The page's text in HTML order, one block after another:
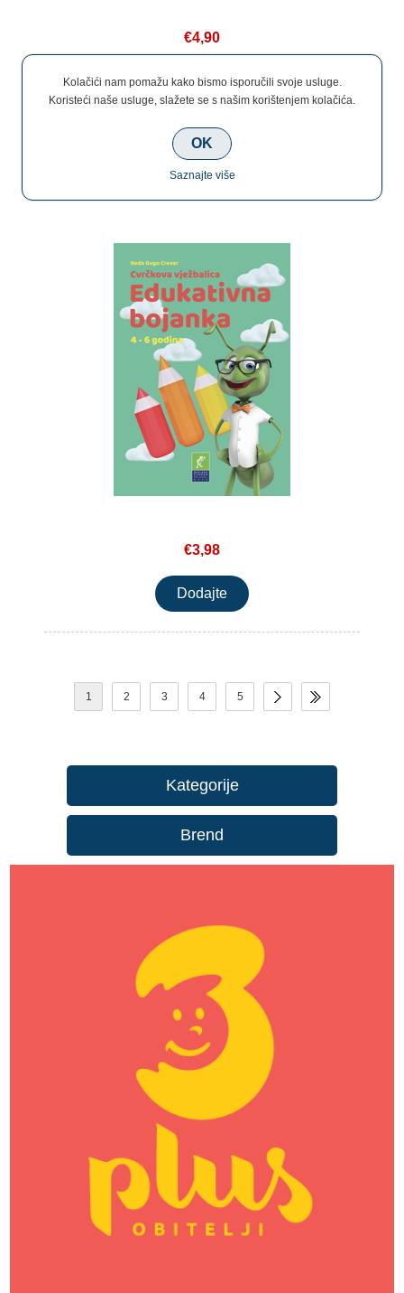
€4,90
Cvrčkova Edukativna Bojanka
€3,98
1 2 3 4 5
Kategorije
Brend
Kolačići nam pomažu kako bismo isporučili svoje usluge.
Koristeći naše usluge, slažete se s našim korištenjem kolačića.
OK
Saznajte više